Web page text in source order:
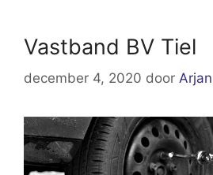
Vastband BV Tiel
december 4, 2020 door Arjan